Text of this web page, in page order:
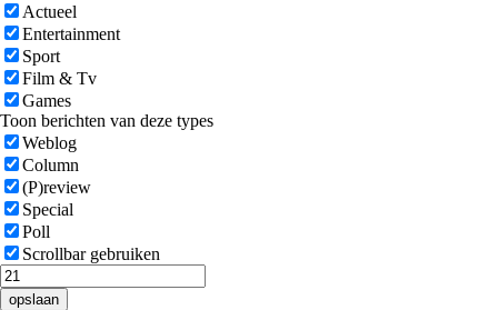
Actueel
Entertainment
Sport
Film & Tv
Games
Toon berichten van deze types
Weblog
Column
(P)review
Special
Poll
Scrollbar gebruiken
opslaan